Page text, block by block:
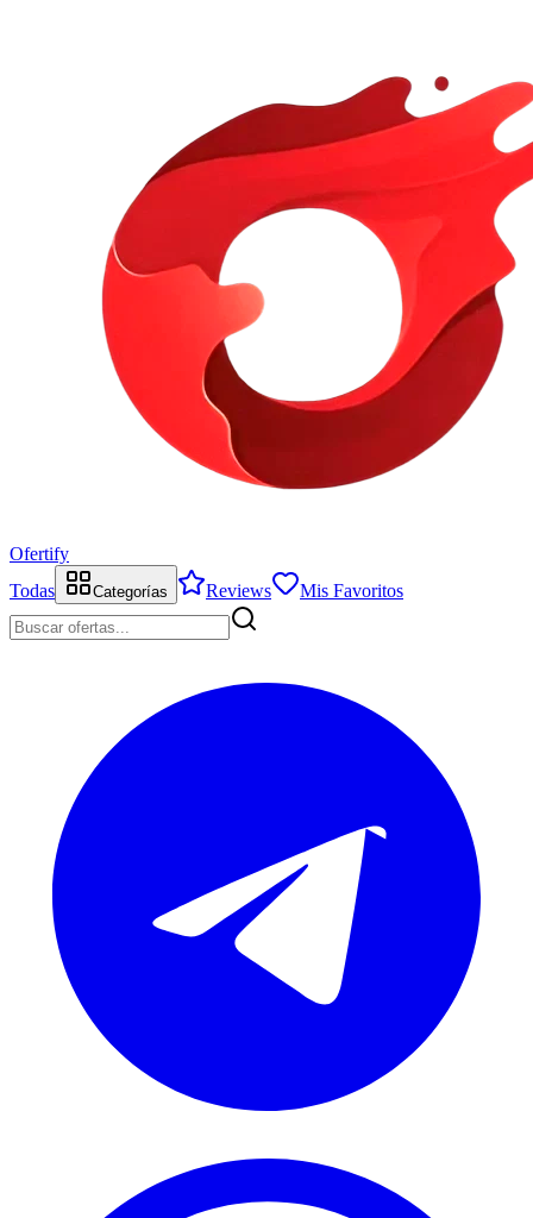
Ofertify
Todas
Categorías Reviews Mis Favoritos